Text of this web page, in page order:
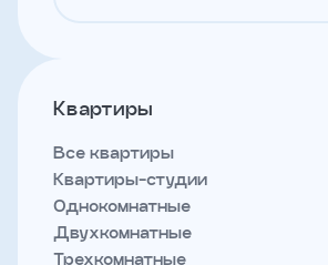
Квартиры
Все квартиры
Квартиры-студии
Однокомнатные
Двухкомнатные
Трехкомнатные